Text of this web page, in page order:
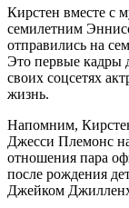
Кирстен вместе с
семилетним
отправились на
Это первые кадры
своих соцсетях
жизнь.
Напомним,
Джесси Племонс
отношения пара
после рождения
Джейком